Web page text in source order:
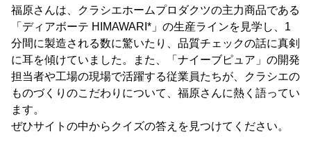
福原さんは、クラシエホームプロダクツの主力商品である
「ディアボーテ HIMAWARI*」の生産ラインを見学し、1
分間に製造される数に驚いたり、品質チェックの話に真剣
に耳を傾けていました。また、「ナイーブピュア」の開発
担当者や工場の現場で活躍する従業員たちが、クラシエの
ものづくりのこだわりについて、福原さんに熱く語ってい
ます。
ぜひサイトの中からクイズの答えを見つけてください。